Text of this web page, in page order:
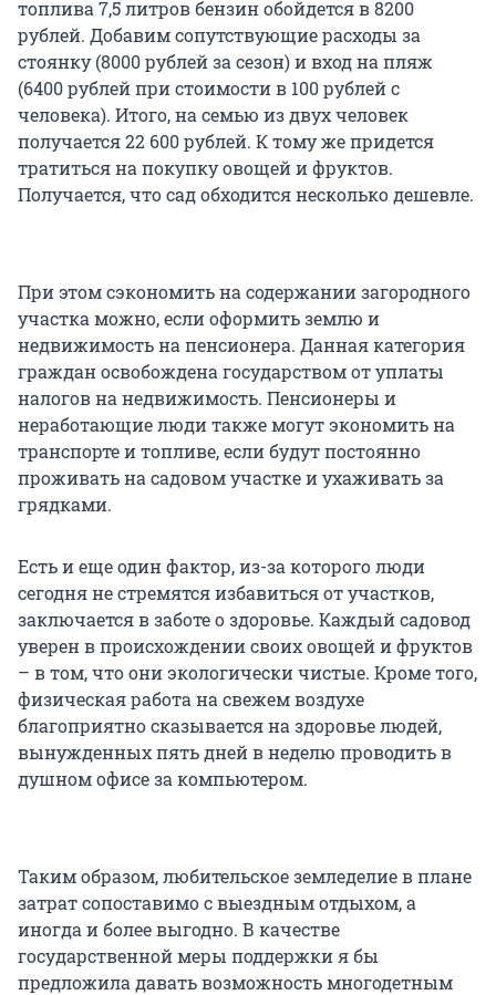
топлива 7,5 литров бензин обойдется в 8200
рублей. Добавим сопутствующие расходы за
стоянку (8000 рублей за сезон) и вход на пляж
(6400 рублей при стоимости в 100 рублей с
человека). Итого, на семью из двух человек
получается 22 600 рублей. К тому же придется
тратиться на покупку овощей и фруктов.
Получается, что сад обходится несколько дешевле.
При этом сэкономить на содержании загородного
участка можно, если оформить землю и
недвижимость на пенсионера. Данная категория
граждан освобождена государством от уплаты
налогов на недвижимость. Пенсионеры и
неработающие люди также могут экономить на
транспорте и топливе, если будут постоянно
проживать на садовом участке и ухаживать за
грядками.
Есть и еще один фактор, из-за которого люди
сегодня не стремятся избавиться от участков,
заключается в заботе о здоровье. Каждый садовод
уверен в происхождении своих овощей и фруктов
– в том, что они экологически чистые. Кроме того,
физическая работа на свежем воздухе
благоприятно сказывается на здоровье людей,
вынужденных пять дней в неделю проводить в
душном офисе за компьютером.
Таким образом, любительское земледелие в плане
затрат сопоставимо с выездным отдыхом, а
иногда и более выгодно. В качестве
государственной меры поддержки я бы
предложила давать возможность многодетным